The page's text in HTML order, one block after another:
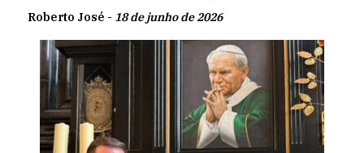
Roberto José - 18 de junho de 2026